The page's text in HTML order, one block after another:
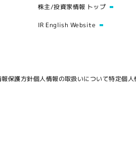
株主/投資家情報 トップ
IR English Website
保護方針個人情報の取扱いについて特定個人